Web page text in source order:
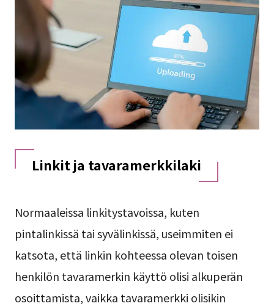
Linkit ja tavaramerkkilaki
Normaaleissa linkitystavoissa, kuten
pintalinkissä tai syvälinkissä, useimmiten ei
katsota, että linkin kohteessa olevan toisen
henkilön tavaramerkin käyttö olisi alkuperän
osoittamista, vaikka tavaramerkki olisikin